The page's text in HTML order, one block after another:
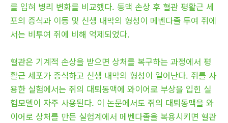
를 입혀 병리 변화를 비교했다. 동맥 손상 후 혈관 평활근 세
포의 증식과 이동 및 신생 내막의 형성이 메벤다졸 투여 쥐에
서는 비투여 쥐에 비해 억제되었다.
혈관은 기계적 손상을 받으면 상처를 복구하는 과정에서 평
활근 세포가 증식하고 신생 내막의 형성이 일어난다. 쥐를 사
용한 실험에서는 쥐의 대퇴동맥에 와이어로 부상을 입힌 실
험모델이 자주 사용된다. 이 논문에서도 쥐의 대퇴동맥을 와
이어로 상처를 만든 실험계에서 메벤다졸을 복용시키면 혈관